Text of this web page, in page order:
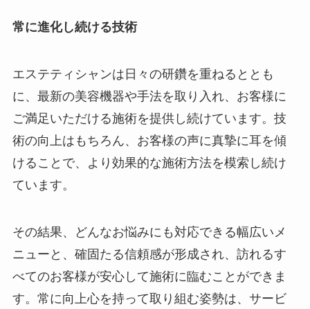
常に進化し続ける技術
エステティシャンは日々の研鑽を重ねるととも
に、最新の美容機器や手法を取り入れ、お客様に
ご満足いただける施術を提供し続けています。技
術の向上はもちろん、お客様の声に真摯に耳を傾
けることで、より効果的な施術方法を模索し続け
ています。
その結果、どんなお悩みにも対応できる幅広いメ
ニューと、確固たる信頼感が形成され、訪れるす
べてのお客様が安心して施術に臨むことができま
す。常に向上心を持って取り組む姿勢は、サービ